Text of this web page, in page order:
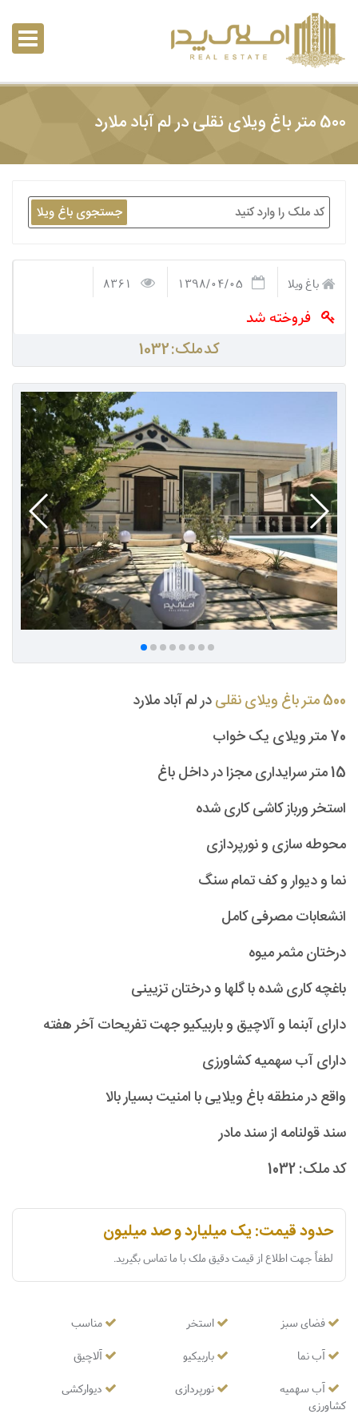
500 متر باغ ویلای نقلی در لم آباد ملارد
جستجوی باغ ویلا
باغ ویلا
فروخته شد
کد ملک: 1032
500 متر باغ ویلای نقلی
در لم آباد ملارد
70 متر ویلای یک خواب
15 متر سرایداری مجزا در داخل باغ
استخر ورباز کاشی کاری شده
محوطه سازی و نورپردازی
نما و دیوار و کف تمام سنگ
انشعابات مصرفی کامل
درختان مثمر میوه
باغچه کاری شده با گلها و درختان تزیینی
دارای آبنما و آلاچیق و باربیکیو جهت تفریحات آخر هفته
دارای آب سهمیه کشاورزی
واقع در منطقه باغ ویلایی با امنیت بسیار بالا
سند قولنامه از سند مادر
کد ملک: 1032
حدود قیمت: یک میلیارد و صد میلیون
لطفاً جهت اطلاع از قیمت دقیق ملک با ما تماس بگیرید.
مناسب استخر
فضای سبز
آلاچیق
باربیکیو
آب نما
دیوارکشی
نورپردازی
آب سهمیه
کشاورزی